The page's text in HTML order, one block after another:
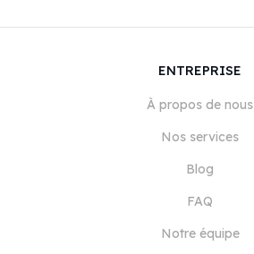
ENTREPRISE
À propos de nous
Nos services
Blog
FAQ
Notre équipe